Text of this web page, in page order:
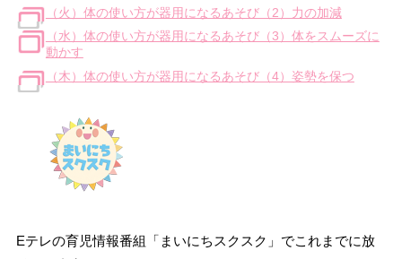
（火）体の使い方が器用になるあそび（2）力の加減
（水）体の使い方が器用になるあそび（3）体をスムーズに
動かす
（木）体の使い方が器用になるあそび（4）姿勢を保つ
Eテレの育児情報番組「まいにちスクスク」でこれまでに放